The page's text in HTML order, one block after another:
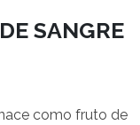
SANGRE
como fruto de